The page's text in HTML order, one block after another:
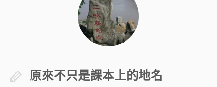
原來不只是課本上的地名